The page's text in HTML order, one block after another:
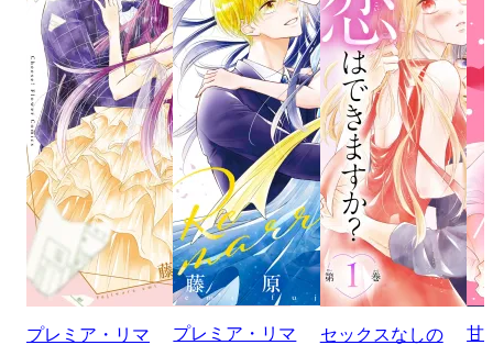
プレミア・リマ
プレミア・リマ
セックスなしの
甘